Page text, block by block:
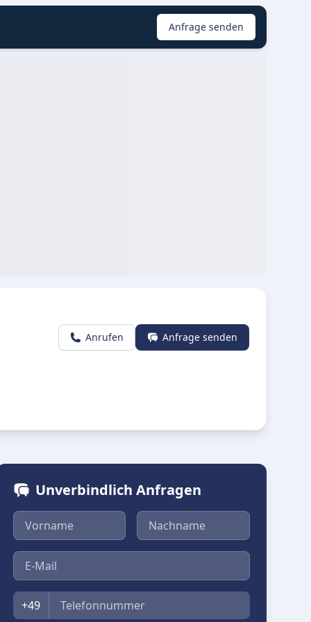
Anfrage senden
Anrufen Anfrage senden
Unverbindlich Anfragen
Vorname Nachname
E-Mail
Telefon
+49